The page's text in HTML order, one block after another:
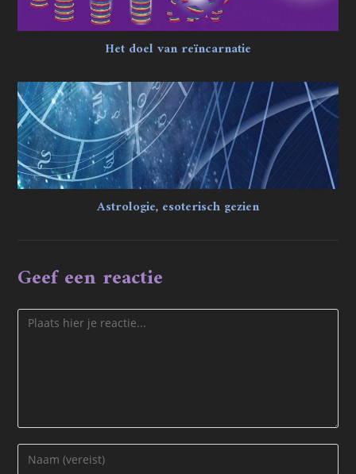
Het doel van reïncarnatie
Astrologie, esoterisch gezien
Geef een reactie
Reactie
Voer